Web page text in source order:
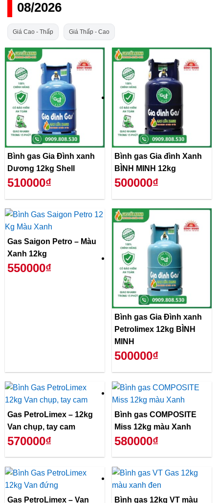
08/2026
Giá Cao - Thấp Giá Thấp - Cao
Bình gas Gia Đình xanh
Dương 12kg Shell
510000₫
Bình gas Gia đình Xanh
BÌNH MINH 12kg
500000₫
Gas Saigon Petro – Màu
Xanh 12kg
550000₫
Bình gas Gia Đình xanh
Petrolimex 12kg BÌNH
MINH
500000₫
Gas PetroLimex – 12kg
Van chụp, tay cam
570000₫
Bình gas COMPOSITE
Miss 12kg màu Xanh
580000₫
Gas PetroLimex – Van Bình gas 12kg VT màu